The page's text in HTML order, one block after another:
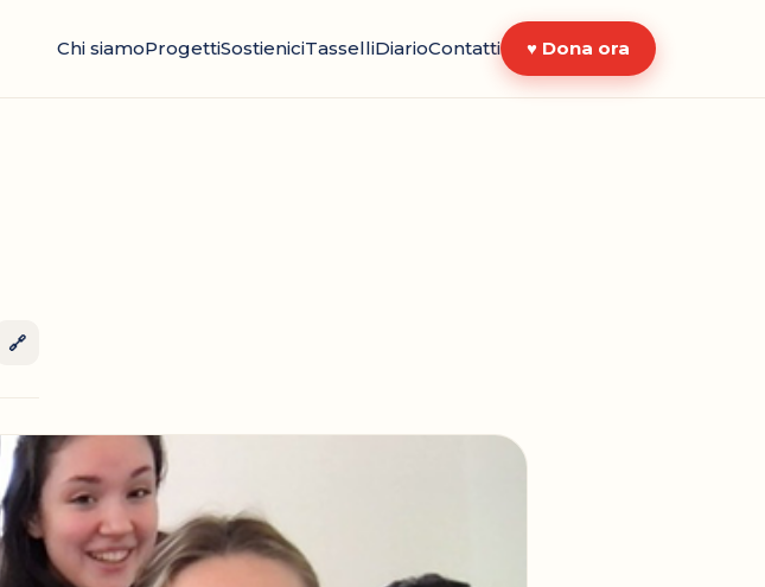
Chi siamoProgettiSostieniciTasselliDiarioContatti ♥ Dona ora
🔗